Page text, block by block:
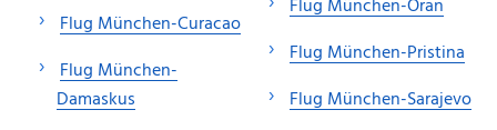
Flug München-Curacao
Flug München-
Damaskus
Flug München-Oran
Flug München-Pristina
Flug München-Sarajevo